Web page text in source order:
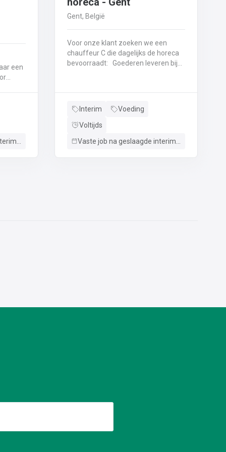
een
in
97
296
Gent, België
Voor onze klant zoeken we een
chauffeur C die dagelijks de horeca
bevoorraadt: Goederen leveren bij
bestellingenZelf laden/Lossen van
ons via WHATSAPP: +32 478 09 13
97 &📞 Bel ons KANTOOR: + 32 536
Interim
Voeding
Voltijds